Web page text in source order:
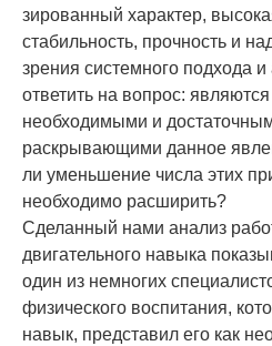
зированный характер,
стабильность, прочность и
зрения системного подхода
ответить на вопрос:
необходимыми и
раскрывающими данное
ли умень­шение числа этих
необходи­мо расширить?
Сделанный нами анализ
двигательного навыка
один из немногих
физического воспитания,
навык, представил его как